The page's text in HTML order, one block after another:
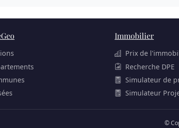
Immobilier
Prix de
Recherche DPE
Simulateur de
Simulateur
©